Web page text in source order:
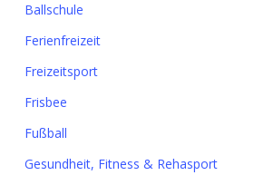
Ballschule
Ferienfreizeit
Freizeitsport
Frisbee
Fußball
Gesundheit, Fitness & Rehasport